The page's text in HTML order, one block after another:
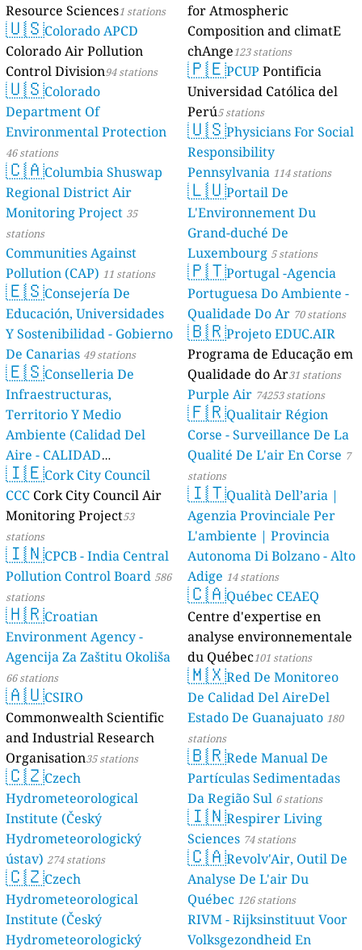
Resource Sciences1 stations
🇺🇸Colorado APCD
Colorado Air Pollution
Control Division94 stations
🇺🇸Colorado
Department Of
Environmental Protection
46 stations
🇨🇦Columbia Shuswap
Regional District Air
Monitoring Project 35
stations
Communities Against
Pollution (CAP) 11 stations
🇪🇸Consejería De
Educación, Universidades
Y Sostenibilidad - Gobierno
De Canarias 49 stations
🇪🇸Conselleria De
Infraestructuras,
Territorio Y Medio
Ambiente (Calidad Del
Aire - CALIDAD
AMBIENTAL) 23 stations
🇮🇪Cork City Council
CCC Cork City Council Air
Monitoring Project53
stations
🇮🇳CPCB - India Central
Pollution Control Board 586
stations
🇭🇷Croatian
Environment Agency -
Agencija Za Zaštitu Okoliša
66 stations
🇦🇺CSIRO
Commonwealth Scientific
and Industrial Research
Organisation35 stations
🇨🇿Czech
Hydrometeorological
Institute (Český
Hydrometeorologický
ústav) 274 stations
🇨🇿Czech
Hydrometeorological
Institute (Český
Hydrometeorologický
for Atmospheric
Composition and climatE
chAnge123 stations
🇵🇪PCUP Pontificia
Universidad Católica del
Perú5 stations
🇺🇸Physicians For Social
Responsibility
Pennsylvania 114 stations
🇱🇺Portail De
L'Environnement Du
Grand-duché De
Luxembourg 5 stations
🇵🇹Portugal -Agencia
Portuguesa Do Ambiente -
Qualidade Do Ar 70 stations
🇧🇷Projeto EDUC.AIR
Programa de Educação em
Qualidade do Ar31 stations
Purple Air 74253 stations
🇫🇷Qualitair Région
Corse - Surveillance De La
Qualité De L'air En Corse 7
stations
🇮🇹Qualità Dell’aria |
Agenzia Provinciale Per
L'ambiente | Provincia
Autonoma Di Bolzano - Alto
Adige 14 stations
🇨🇦Québec CEAEQ
Centre d'expertise en
analyse environnementale
du Québec101 stations
🇲🇽Red De Monitoreo
De Calidad Del AireDel
Estado De Guanajuato 180
stations
🇧🇷Rede Manual De
Partículas Sedimentadas
Da Região Sul 6 stations
🇮🇳Respirer Living
Sciences 74 stations
🇨🇦Revolv'Air, Outil De
Analyse De L'air Du
Québec 126 stations
RIVM - Rijksinstituut Voor
Volksgezondheid En